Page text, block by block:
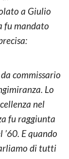
a Giulio
fu mandato
commissario
Lo
nel
fu raggiunta
E quando
di tutti